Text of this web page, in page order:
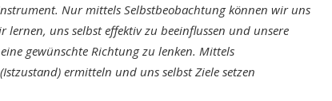
Nur mittels Selbstbeobachtung können wir uns
uns selbst effektiv zu beeinflussen und unsere
gewünschte Richtung zu lenken. Mittels
ermitteln und uns selbst Ziele setzen